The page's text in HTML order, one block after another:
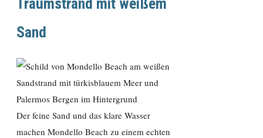
Sand
Der feine Sand und das klare Wasser
machen Mondello Beach zu einem echten